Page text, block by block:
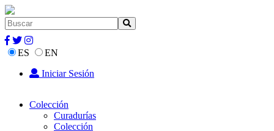
ES
EN
Iniciar Sesión
Colección
Curadurías
Colección